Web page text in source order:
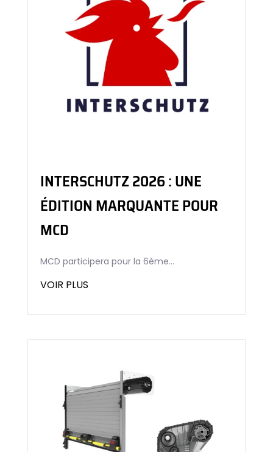
INTERSCHUTZ 2026 : UNE
ÉDITION MARQUANTE POUR
MCD
MCD participera pour la 6ème...
VOIR PLUS